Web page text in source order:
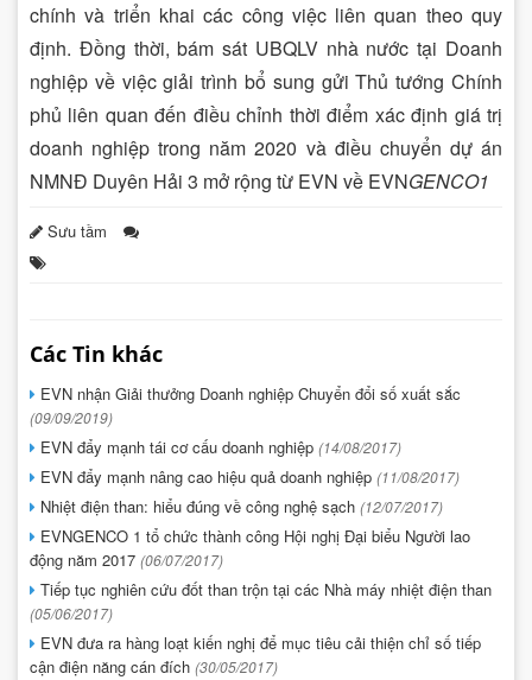
chính và triển khai các công việc liên quan theo quy
định. Đồng thời, bám sát UBQLV nhà nước tại Doanh
nghiệp về việc giải trình bổ sung gửi Thủ tướng Chính
phủ liên quan đến điều chỉnh thời điểm xác định giá trị
doanh nghiệp trong năm 2020 và điều chuyển dự án
NMNĐ Duyên Hải 3 mở rộng từ EVN về EVNGENCO1
Sưu tầm
Các Tin khác
EVN nhận Giải thưởng Doanh nghiệp Chuyển đổi số xuất sắc
(09/09/2019)
EVN đẩy mạnh tái cơ cấu doanh nghiệp (14/08/2017)
EVN đẩy mạnh nâng cao hiệu quả doanh nghiệp (11/08/2017)
Nhiệt điện than: hiểu đúng về công nghệ sạch (12/07/2017)
EVNGENCO 1 tổ chức thành công Hội nghị Đại biểu Người lao
động năm 2017 (06/07/2017)
Tiếp tục nghiên cứu đốt than trộn tại các Nhà máy nhiệt điện than
(05/06/2017)
EVN đưa ra hàng loạt kiến nghị để mục tiêu cải thiện chỉ số tiếp
cận điện năng cán đích (30/05/2017)